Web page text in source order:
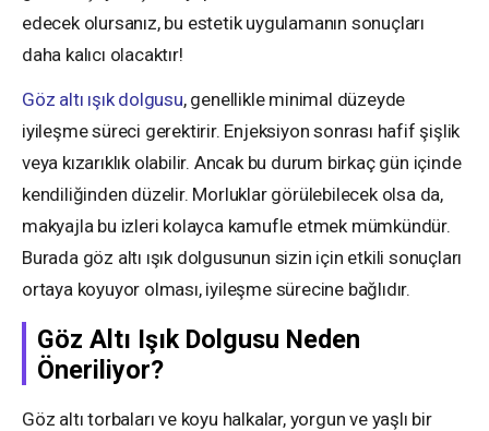
edecek olursanız, bu estetik uygulamanın sonuçları
daha kalıcı olacaktır!
Göz altı ışık dolgusu, genellikle minimal düzeyde
iyileşme süreci gerektirir. Enjeksiyon sonrası hafif şişlik
veya kızarıklık olabilir. Ancak bu durum birkaç gün içinde
kendiliğinden düzelir. Morluklar görülebilecek olsa da,
makyajla bu izleri kolayca kamufle etmek mümkündür.
Burada göz altı ışık dolgusunun sizin için etkili sonuçları
ortaya koyuyor olması, iyileşme sürecine bağlıdır.
Göz Altı Işık Dolgusu Neden
Öneriliyor?
Göz altı torbaları ve koyu halkalar, yorgun ve yaşlı bir